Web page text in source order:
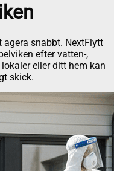
snabbt. NextFlytt
efter vatten-,
eller ditt hem kan
skick.